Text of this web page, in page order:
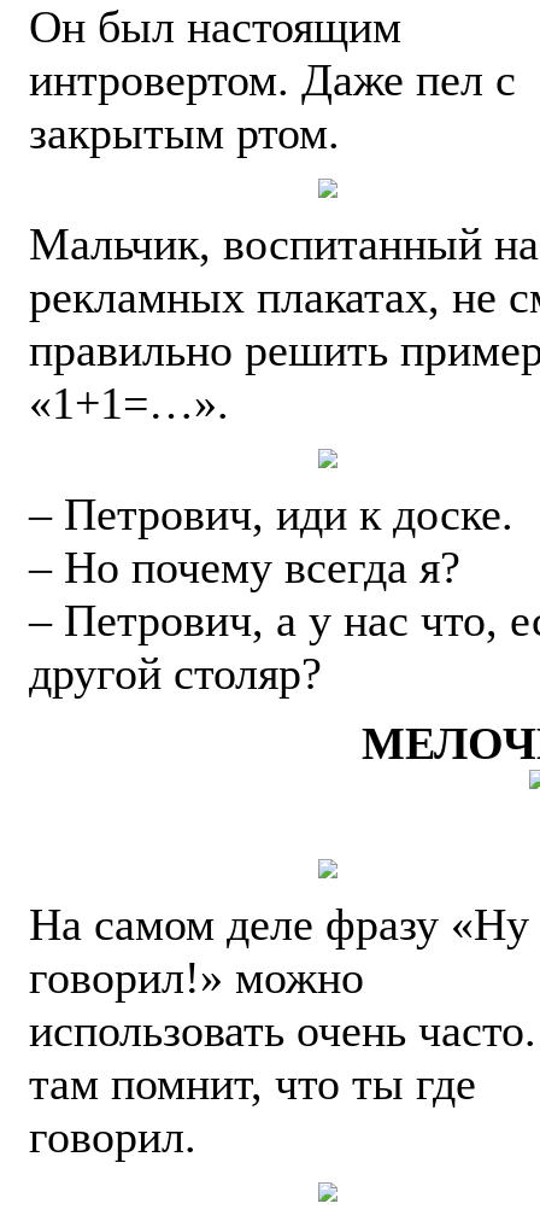
Он был настоящим
интровертом. Даже пел с
закрытым ртом.
Мальчик, воспитанный на
рекламных плакатах, не
правильно решить
«1+1=…».
– Петрович, иди к доске.
– Но почему всегда я?
– Петрович, а у нас что,
другой столяр?
На самом деле фразу
говорил!» можно
использовать очень
там помнит, что ты где
говорил.